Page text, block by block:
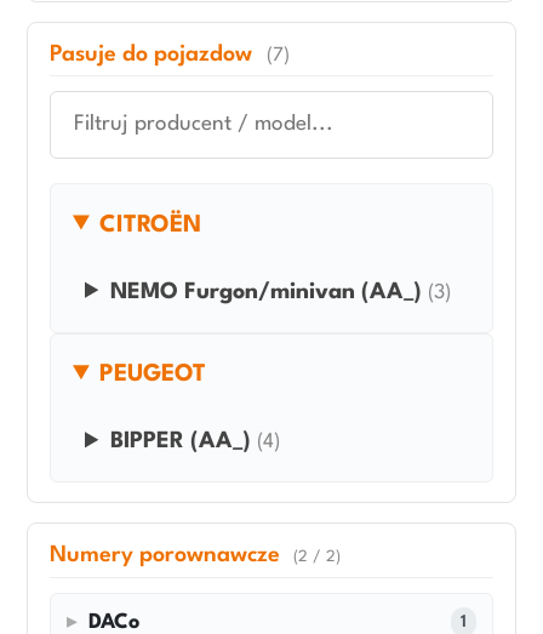
Pasuje do pojazdow (7)
CITROËN
NEMO Furgon/minivan (AA_) (3)
PEUGEOT
BIPPER (AA_) (4)
Numery porownawcze (2 / 2)
DACo 1